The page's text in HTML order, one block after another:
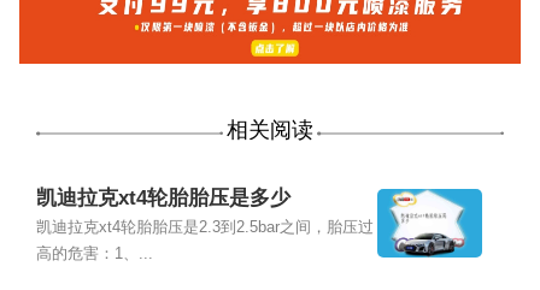
相关阅读
凯迪拉克xt4轮胎胎压是多少
凯迪拉克xt4轮胎胎压是2.3到2.5bar之间，胎压过
高的危害：1、...